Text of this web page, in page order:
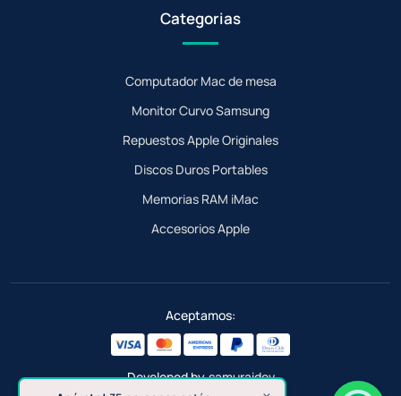
Categorias
Computador Mac de mesa
Monitor Curvo Samsung
Repuestos Apple Originales
Discos Duros Portables
Memorias RAM iMac
Accesorios Apple
Aceptamos:
Developed by samuraidev